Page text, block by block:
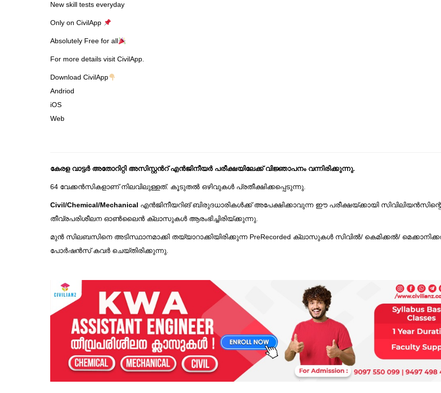
New skill tests everyday
Only on CivilApp
Absolutely Free for all
For more details visit CivilApp.
Download CivilApp
Andriod
iOS
Web
കേരള വാട്ടർ അതോറിറ്റി അസിസ്റ്റൻറ് എൻജിനീയർ പരീക്ഷയിലേക്ക് വിജ്ഞാപനം വന്നിരിക്കുന്നു.
64 വേക്കൻസികളാണ് നിലവിലുള്ളത്. കൂടുതൽ ഒഴിവുകൾ പ്രതീക്ഷിക്കപ്പെടുന്നു.
Civil/Chemical/Mechanical എൻജിനീയറിങ് ബിരുദധാരികൾക്ക് അപേക്ഷിക്കാവുന്ന ഈ പരീക്ഷയ്ക്കായി
തീവ്രപരിശീലന ഓൺലൈൻ ക്ലാസുകൾ ആരംഭിച്ചിരിയ്ക്കുന്നു.
മുൻ സിലബസിനെ അടിസ്ഥാനമാക്കി തയ്യാറാക്കിയിരിക്കുന്ന PreRecorded ക്ലാസുകൾ സിവിൽ/ കെമിക്കൽ/
പോർഷൻസ് കവർ ചെയ്തിരിക്കുന്നു.